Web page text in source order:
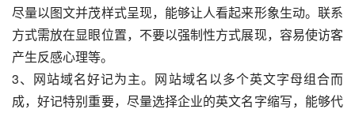
尽量以图文并茂样式呈现，能够让人看起来形象生动。联系
方式需放在显眼位置，不要以强制性方式展现，容易使访客
产生反感心理等。
3、网站域名好记为主。网站域名以多个英文字母组合而
成，好记特别重要，尽量选择企业的英文名字缩写，能够代